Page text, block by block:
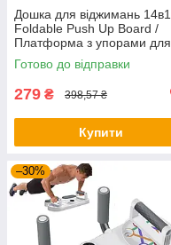
Дошка для віджимань 14в1
Foldable Push Up Board /
Платформа з упорами для
віджимань / Тренажер для
віджимання
Готово до відправки
279 ₴ 398,57 ₴
Купити
–30%